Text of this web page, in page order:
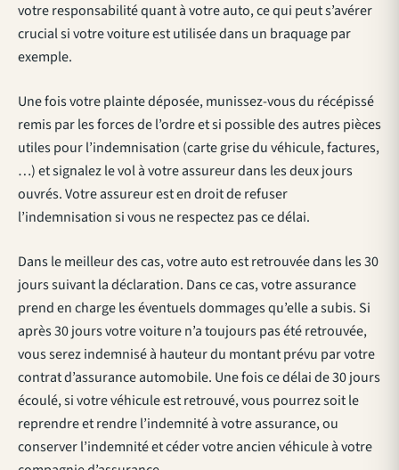
votre responsabilité quant à votre auto, ce qui peut s’avérer
crucial si votre voiture est utilisée dans un braquage par
exemple.
Une fois votre plainte déposée, munissez-vous du récépissé
remis par les forces de l’ordre et si possible des autres pièces
utiles pour l’indemnisation (carte grise du véhicule, factures,
…) et signalez le vol à votre assureur dans les deux jours
ouvrés. Votre assureur est en droit de refuser
l’indemnisation si vous ne respectez pas ce délai.
Dans le meilleur des cas, votre auto est retrouvée dans les 30
jours suivant la déclaration. Dans ce cas, votre assurance
prend en charge les éventuels dommages qu’elle a subis. Si
après 30 jours votre voiture n’a toujours pas été retrouvée,
vous serez indemnisé à hauteur du montant prévu par votre
contrat d’assurance automobile. Une fois ce délai de 30 jours
écoulé, si votre véhicule est retrouvé, vous pourrez soit le
reprendre et rendre l’indemnité à votre assurance, ou
conserver l’indemnité et céder votre ancien véhicule à votre